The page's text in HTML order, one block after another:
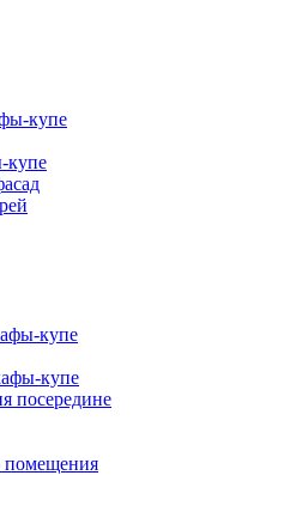
купе
купе
купе
купе
посередине
помещения